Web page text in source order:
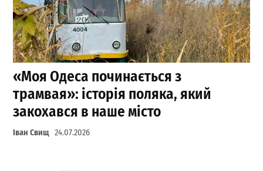
«Моя Одеса починається з
трамвая»: історія поляка, який
закохався в наше місто
Іван Свищ 24.07.2026